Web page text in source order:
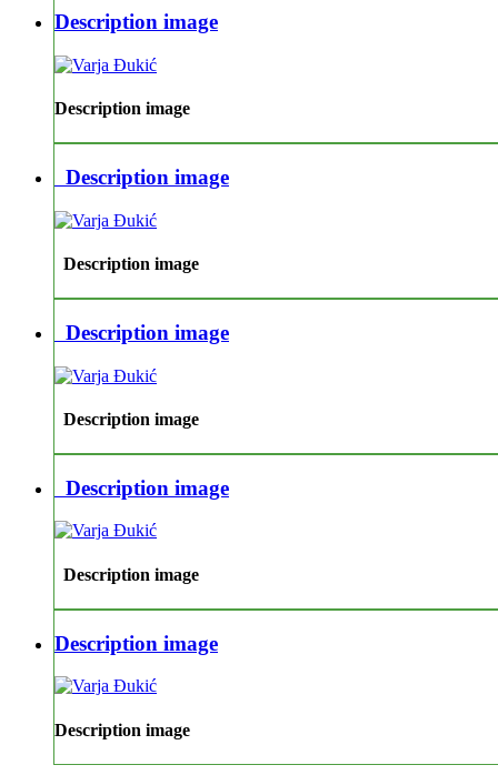
Description image
Description image
Description image
Description image
Description image
Description image
Description image
Description image
Description image
Description image